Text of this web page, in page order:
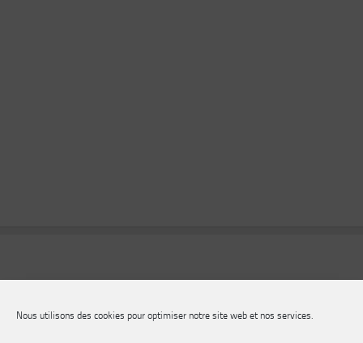
Nous utilisons des cookies pour optimiser notre site web et nos services.